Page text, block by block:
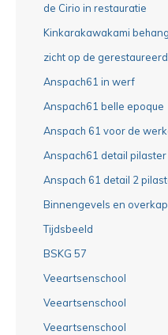
de Cirio in restauratie
Kinkarakawakami
zicht op de
Anspach61 in werf
Anspach61 belle epoque
Anspach 61 voor de
Anspach61 detail pilaster
Anspach 61 detail 2
Binnengevels en
Tijdsbeeld
BSKG 57
Veeartsenschool
Veeartsenschool
Veeartsenschool